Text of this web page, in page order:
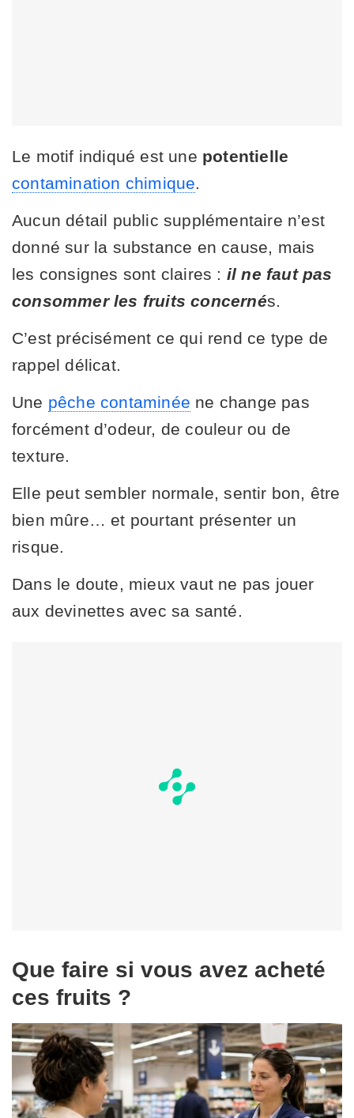
Le motif indiqué est une potentielle
contamination chimique
Aucun détail public supplémentaire n’est
donné sur la substance en cause, mais
les consignes sont claires : il ne faut pas
consommer les fruits concernés.
C’est précisément ce qui rend ce type de
rappel délicat.
Une pêche contaminée ne change pas
forcément d’odeur, de couleur ou de
texture.
Elle peut sembler normale, sentir bon, être
bien mûre… et pourtant présenter un
risque.
Dans le doute, mieux vaut ne pas jouer
aux devinettes avec sa santé.
Que faire si vous avez acheté
ces fruits ?